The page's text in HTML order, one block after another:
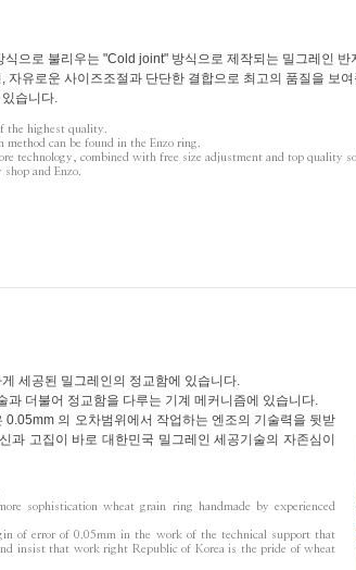
으로 불리우는 "Cold joint" 방식으로 제작되는 밀그레인
유로운 사이즈조절과 단단한 결합으로 최고의 품질을 보
습니다.
the highest quality.
can be found in the Enzo ring.
technology, combined with free size adjustment and top quality
and Enzo.
세공된 밀그레인의 정교함에 있습니다.
더불어 정교함을 다루는 기계 메커니즘에 있습니다.
의 오차범위에서 작업하는 엔조의 기술력을 뒷받
고집이 바로 대한민국 밀그레인 세공기술의 자존심이
sophistication wheat grain ring handmade by experienced
of error of 0.05mm in the work of the technical support that
insist that work right Republic of Korea is the pride of wheat